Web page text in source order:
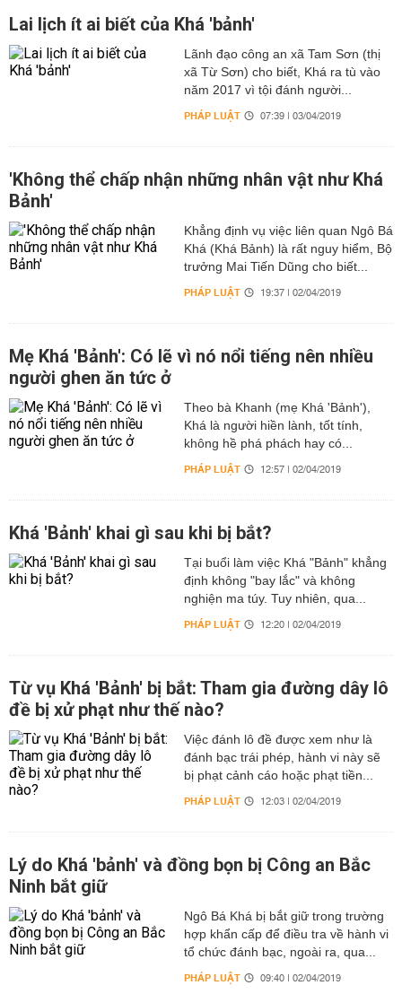
Lai lịch ít ai biết của Khá 'bảnh'
Lãnh đạo công an xã Tam Sơn (thị
xã Từ Sơn) cho biết, Khá ra tù vào
năm 2017 vì tội đánh người...
PHÁP LUẬT 07:39 | 03/04/2019
'Không thể chấp nhận những nhân vật như Khá
Bảnh'
Khẳng định vụ việc liên quan Ngô Bá
Khá (Khá Bảnh) là rất nguy hiểm, Bộ
trưởng Mai Tiến Dũng cho biết...
PHÁP LUẬT 19:37 | 02/04/2019
Mẹ Khá 'Bảnh': Có lẽ vì nó nổi tiếng nên nhiều
người ghen ăn tức ở
Theo bà Khanh (mẹ Khá 'Bảnh'),
Khá là người hiền lành, tốt tính,
không hề phá phách hay có...
PHÁP LUẬT 12:57 | 02/04/2019
Khá 'Bảnh' khai gì sau khi bị bắt?
Tại buổi làm việc Khá "Bảnh" khẳng
định không "bay lắc" và không
nghiện ma túy. Tuy nhiên, qua...
PHÁP LUẬT 12:20 | 02/04/2019
Từ vụ Khá 'Bảnh' bị bắt: Tham gia đường dây lô
đề bị xử phạt như thế nào?
Việc đánh lô đề được xem như là
đánh bạc trái phép, hành vi này sẽ
bị phạt cảnh cáo hoặc phạt tiền...
PHÁP LUẬT 12:03 | 02/04/2019
Lý do Khá 'bảnh' và đồng bọn bị Công an Bắc
Ninh bắt giữ
Ngô Bá Khá bị bắt giữ trong trường
hợp khẩn cấp để điều tra về hành vi
tổ chức đánh bạc, ngoài ra, qua...
PHÁP LUẬT 09:40 | 02/04/2019